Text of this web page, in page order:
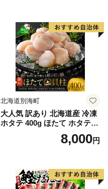
切り身 魚 わけあり
北海道別海町
大人気 訳あり 北海道産 冷凍
ホタテ 400g ほたて ホタテ
8,000円